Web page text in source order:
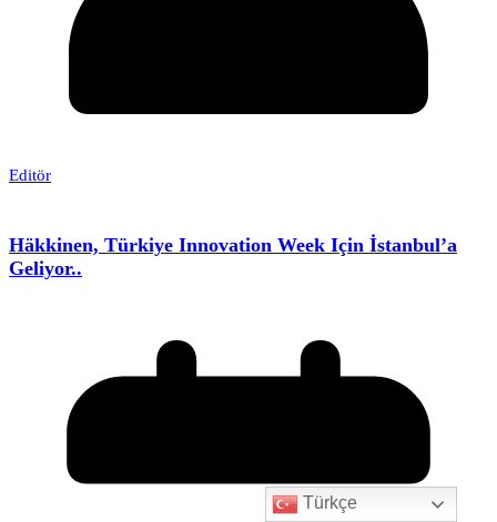
Editör
Häkkinen, Türkiye Innovation Week Için İstanbul’a
Geliyor..
Türkçe